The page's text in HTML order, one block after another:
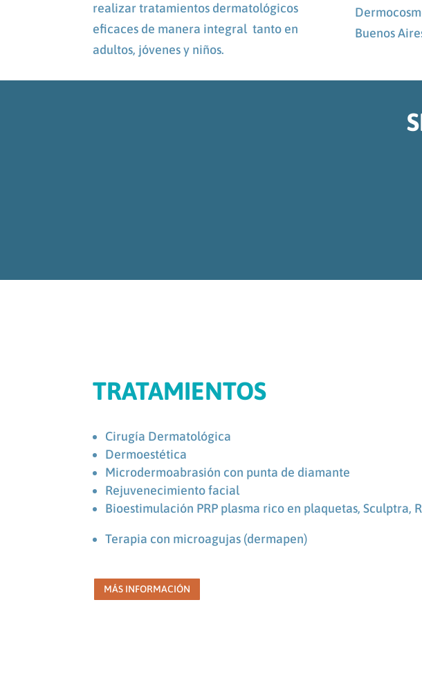
realizar tratamientos dermatológicos
eficaces de manera integral tanto en
adultos, jóvenes y niños.
Buenos
TRATAMIENTOS
Cirugía Dermatológica
Dermoestética
Microdermoabrasión con punta de diamante
Rejuvenecimiento facial
Bioestimulación PRP plasma rico en plaquetas,Sculptra,
Terapia con microagujas (dermapen)
MÁS INFORMACIÓN